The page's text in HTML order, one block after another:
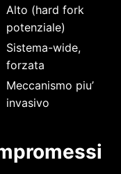
Alto (hard fork
potenziale)
Sistema-wide,
forzata
Meccanismo piu’
invasivo